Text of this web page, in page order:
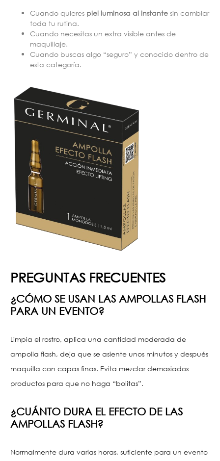
Cuando quieres piel luminosa al instantesin cambiar
toda tu rutina.
Cuando necesitas un extra visible antes de
maquillaje.
Cuando buscas algo “seguro” y conocido dentro de
esta categoría.
PREGUNTAS FRECUENTES
¿CÓMO SE USAN LAS AMPOLLAS FLASH
PARA UN EVENTO?
Limpia el rostro, aplica una cantidad moderada de
ampolla flash, deja que se asiente unos minutos y después
maquilla con capas finas. Evita mezclar demasiados
productos para que no haga “bolitas”.
¿CUÁNTO DURA EL EFECTO DE LAS
AMPOLLAS FLASH?
Normalmente dura varias horas, suficiente para un evento